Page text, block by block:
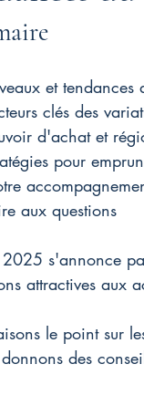
et tendances
clés des
d'achat et
pour
aux questions
s'annonce
attractives aux
le point sur
des